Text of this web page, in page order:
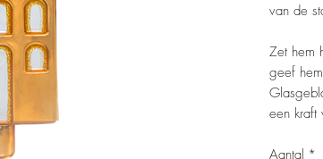
van de
Zet hem
geef
een kraft
Aantal *